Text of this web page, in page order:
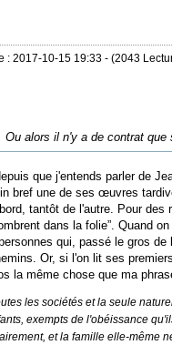
: 2017-10-15 19:33 - (2043
alors il n'y a de contrat
que j'entends parler de
bref une de ses œuvres
tantôt de l'autre. Pour
dans la folie”.
qui, passé le gros
Or, si l'on lit ses
la même chose que ma
les sociétés et la seule
exempts de l'obéissance
et la famille elle-même